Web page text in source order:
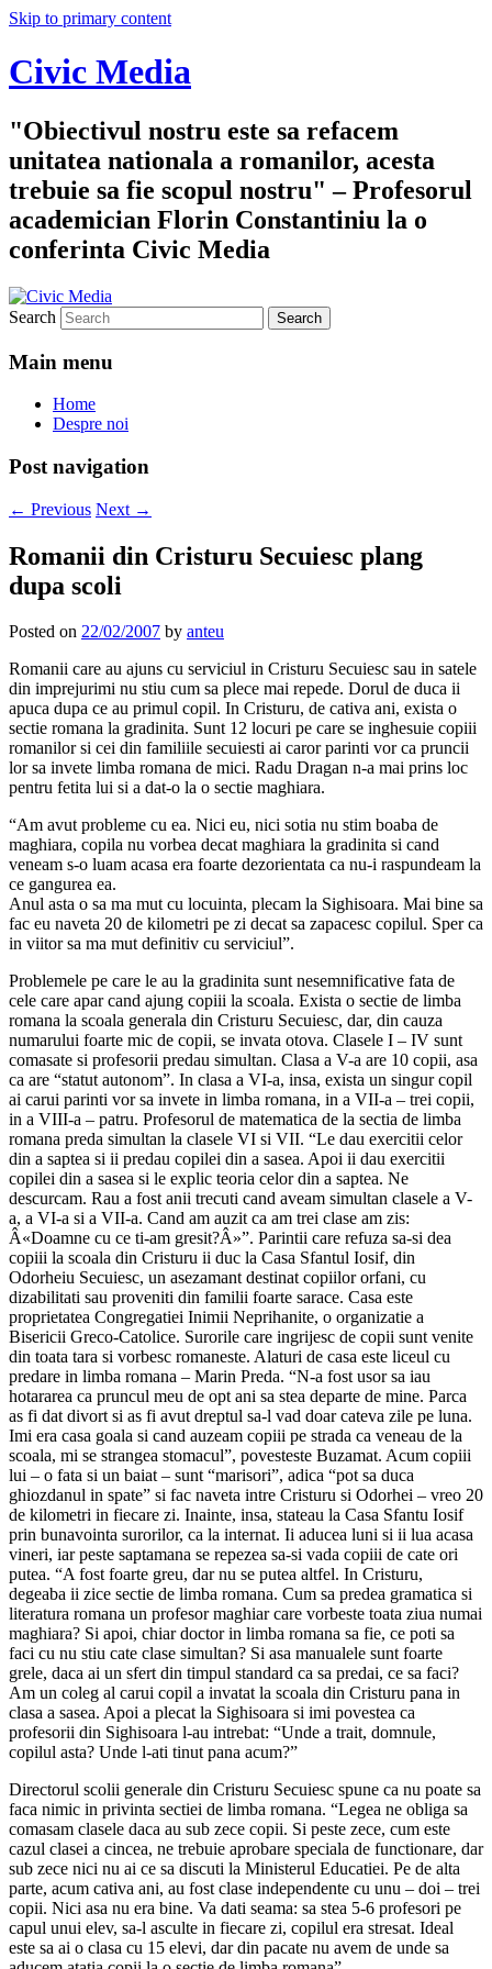
Skip to primary content
Civic Media
"Obiectivul nostru este sa refacem
unitatea nationala a romanilor, acesta
trebuie sa fie scopul nostru" – Profesorul
academician Florin Constantiniu la o
conferinta Civic Media
Search
Main menu
Home
Despre noi
Post navigation
← Previous Next →
Romanii din Cristuru Secuiesc plang
dupa scoli
Posted on 22/02/2007 by anteu
Romanii care au ajuns cu serviciul in Cristuru Secuiesc sau in satele
din imprejurimi nu stiu cum sa plece mai repede. Dorul de duca ii
apuca dupa ce au primul copil. In Cristuru, de cativa ani, exista o
sectie romana la gradinita. Sunt 12 locuri pe care se inghesuie copiii
romanilor si cei din familiile secuiesti ai caror parinti vor ca pruncii
lor sa invete limba romana de mici. Radu Dragan n-a mai prins loc
pentru fetita lui si a dat-o la o sectie maghiara.
“Am avut probleme cu ea. Nici eu, nici sotia nu stim boaba de
maghiara, copila nu vorbea decat maghiara la gradinita si cand
veneam s-o luam acasa era foarte dezorientata ca nu-i raspundeam la
ce gangurea ea.
Anul asta o sa ma mut cu locuinta, plecam la Sighisoara. Mai bine sa
fac eu naveta 20 de kilometri pe zi decat sa zapacesc copilul. Sper ca
in viitor sa ma mut definitiv cu serviciul”.
Problemele pe care le au la gradinita sunt nesemnificative fata de
cele care apar cand ajung copiii la scoala. Exista o sectie de limba
romana la scoala generala din Cristuru Secuiesc, dar, din cauza
numarului foarte mic de copii, se invata otova. Clasele I – IV sunt
comasate si profesorii predau simultan. Clasa a V-a are 10 copii, asa
ca are “statut autonom”. In clasa a VI-a, insa, exista un singur copil
ai carui parinti vor sa invete in limba romana, in a VII-a – trei copii,
in a VIII-a – patru. Profesorul de matematica de la sectia de limba
romana preda simultan la clasele VI si VII. “Le dau exercitii celor
din a saptea si ii predau copilei din a sasea. Apoi ii dau exercitii
copilei din a sasea si le explic teoria celor din a saptea. Ne
descurcam. Rau a fost anii trecuti cand aveam simultan clasele a V-
a, a VI-a si a VII-a. Cand am auzit ca am trei clase am zis:
Â«Doamne cu ce ti-am gresit?Â»”. Parintii care refuza sa-si dea
copiii la scoala din Cristuru ii duc la Casa Sfantul Iosif, din
Odorheiu Secuiesc, un asezamant destinat copiilor orfani, cu
dizabilitati sau proveniti din familii foarte sarace. Casa este
proprietatea Congregatiei Inimii Neprihanite, o organizatie a
Bisericii Greco-Catolice. Surorile care ingrijesc de copii sunt venite
din toata tara si vorbesc romaneste. Alaturi de casa este liceul cu
predare in limba romana – Marin Preda. “N-a fost usor sa iau
hotararea ca pruncul meu de opt ani sa stea departe de mine. Parca
as fi dat divort si as fi avut dreptul sa-l vad doar cateva zile pe luna.
Imi era casa goala si cand auzeam copiii pe strada ca veneau de la
scoala, mi se strangea stomacul”, povesteste Buzamat. Acum copiii
lui – o fata si un baiat – sunt “marisori”, adica “pot sa duca
ghiozdanul in spate” si fac naveta intre Cristuru si Odorhei – vreo 20
de kilometri in fiecare zi. Inainte, insa, stateau la Casa Sfantu Iosif
prin bunavointa surorilor, ca la internat. Ii aducea luni si ii lua acasa
vineri, iar peste saptamana se repezea sa-si vada copiii de cate ori
putea. “A fost foarte greu, dar nu se putea altfel. In Cristuru,
degeaba ii zice sectie de limba romana. Cum sa predea gramatica si
literatura romana un profesor maghiar care vorbeste toata ziua numai
maghiara? Si apoi, chiar doctor in limba romana sa fie, ce poti sa
faci cu nu stiu cate clase simultan? Si asa manualele sunt foarte
grele, daca ai un sfert din timpul standard ca sa predai, ce sa faci?
Am un coleg al carui copil a invatat la scoala din Cristuru pana in
clasa a sasea. Apoi a plecat la Sighisoara si imi povestea ca
profesorii din Sighisoara l-au intrebat: “Unde a trait, domnule,
copilul asta? Unde l-ati tinut pana acum?”
Directorul scolii generale din Cristuru Secuiesc spune ca nu poate sa
faca nimic in privinta sectiei de limba romana. “Legea ne obliga sa
comasam clasele daca au sub zece copii. Si peste zece, cum este
cazul clasei a cincea, ne trebuie aprobare speciala de functionare, dar
sub zece nici nu ai ce sa discuti la Ministerul Educatiei. Pe de alta
parte, acum cativa ani, au fost clase independente cu unu – doi – trei
copii. Nici asa nu era bine. Va dati seama: sa stea 5-6 profesori pe
capul unui elev, sa-l asculte in fiecare zi, copilul era stresat. Ideal
este sa ai o clasa cu 15 elevi, dar din pacate nu avem de unde sa